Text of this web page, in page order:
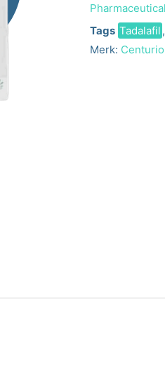
Tags Tadalafil ,
Merk: